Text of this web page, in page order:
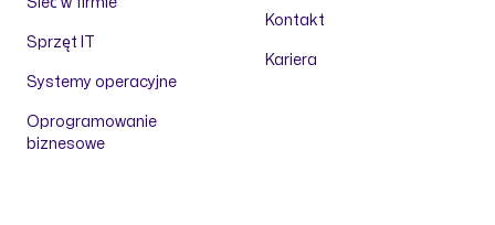
Sieć w firmie
Sprzęt IT
Systemy operacyjne
Oprogramowanie
biznesowe
Kontakt
Kariera